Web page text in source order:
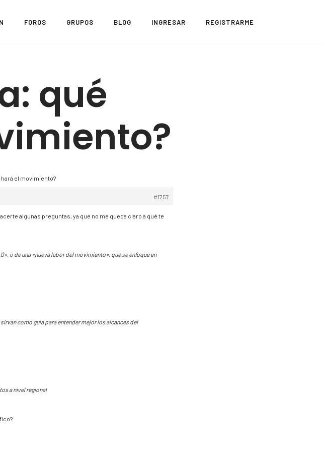
FOROS GRUPOS BLOG INGRESAR REGISTRARME
qué
el movimiento?
#1757
algunas preguntas, ya que no me queda claro a qué te
o de una «nueva labor del movimiento», que se enfoque en
como guía para entender mejor los alcances del
a nivel regional